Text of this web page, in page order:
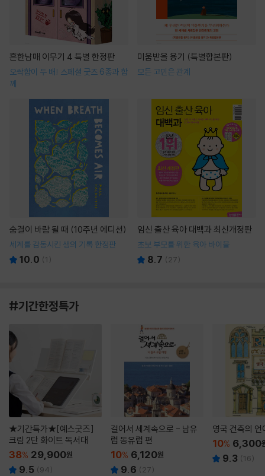
흔한남매 이무기 4 특별 한정판
오싹함이 두 배! 스페셜 굿즈 6종과 함
께
미움받을 용기 (특별합본판)
모든 고민은 관계
숨결이 바람 될 때 (10주년 에디션)
세계를 감동시킨 생의 기록 한정판
10.0 (1 )
임신 출산 육아 대백과 최신개정판
초보 부모를 위한 육아 바이블
8.7 ( 27)
#기간한정특가
★기간특가★[예스굿즈]
크림 2단 화이트 독서대
38% 29,900원
9.5 (94)
걸어서 세계속으로 - 남유
럽 동유럽 편
10% 6,120원
9.6 ( 27)
영국 건축의 언
10% 6,300
9.3 (16)